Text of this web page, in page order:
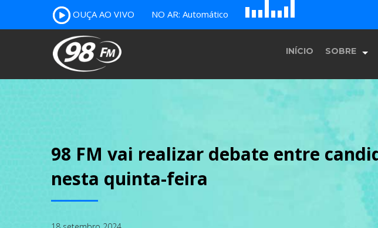
OUÇA AO VIVO NO AR: Automático A DE F
G
H
INÍCIO SOBRE
História
Equipe
98 FM vai realizar debate entre
nesta quinta-feira